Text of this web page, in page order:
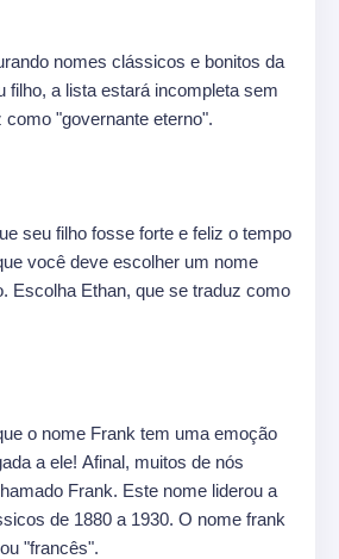
nomes clássicos e bonitos da
filho, a lista estará incompleta sem
"governante eterno".
seu filho fosse forte e feliz o tempo
você deve escolher um nome
Escolha Ethan, que se traduz como
o nome Frank tem uma emoção
a ele! Afinal, muitos de nós
Frank. Este nome liderou a
de 1880 a 1930. O nome frank
"francês".